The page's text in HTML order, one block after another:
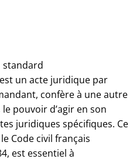
un acte juridique par
confère à une autre
pouvoir d’agir en son
juridiques spécifiques. Ce
Code civil français
est essentiel à